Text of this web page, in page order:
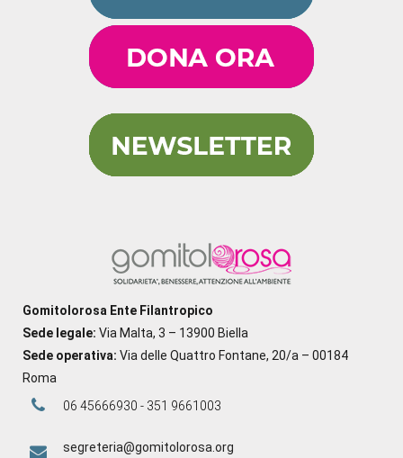
Gomitolorosa Ente Filantropico
Sede legale: Via Malta, 3 – 13900 Biella
Sede operativa: Via delle Quattro Fontane, 20/a – 00184
Roma
06 45666930 - 351 9661003
segreteria@gomitolorosa.org